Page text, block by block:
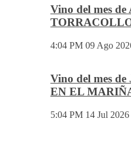
Vino del mes de
4:04 PM 09 Ago
Vino del mes
EN EL
5:04 PM 14 Jul 2026